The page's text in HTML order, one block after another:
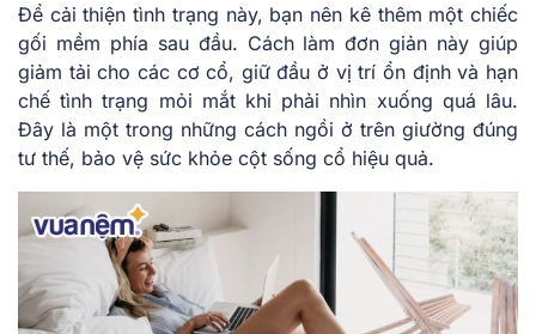
Để cải thiện tình trạng này, bạn nên kê thêm một chiếc
gối mềm phía sau đầu. Cách làm đơn giản này giúp
giảm tải cho các cơ cổ, giữ đầu ở vị trí ổn định và hạn
chế tình trạng mỏi mắt khi phải nhìn xuống quá lâu.
Đây là một trong những cách ngồi ở trên giường đúng
tư thế, bảo vệ sức khỏe cột sống cổ hiệu quả.